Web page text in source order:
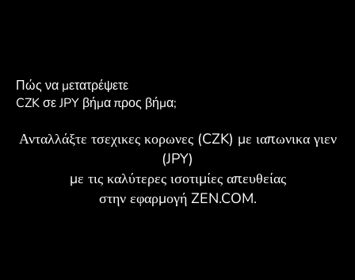
Πώς να μετατρέψετε
CZK σε JPY βήμα προς βήμα;
Ανταλλάξτε τσεχικες κορωνες (CZK) με ιαπωνικα γιεν
(JPY)
με τις καλύτερες ισοτιμίες απευθείας
στην εφαρμογή ZEN.COM.